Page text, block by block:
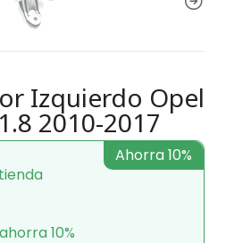
Izquierdo Opel
2010-2017
10%
Ahorra 10%